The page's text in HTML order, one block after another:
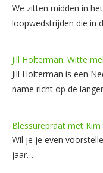
We zitten midden in
loopwedstrijden die in
Jill Holterman: Witte
Jill Holterman is een
name richt op de
Blessurepraat met Kim
Wil je je even
jaar…